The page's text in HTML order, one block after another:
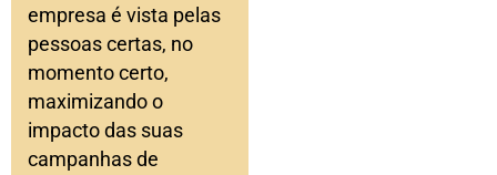
empresa é vista pelas
pessoas certas, no
momento certo,
maximizando o
impacto das suas
campanhas de